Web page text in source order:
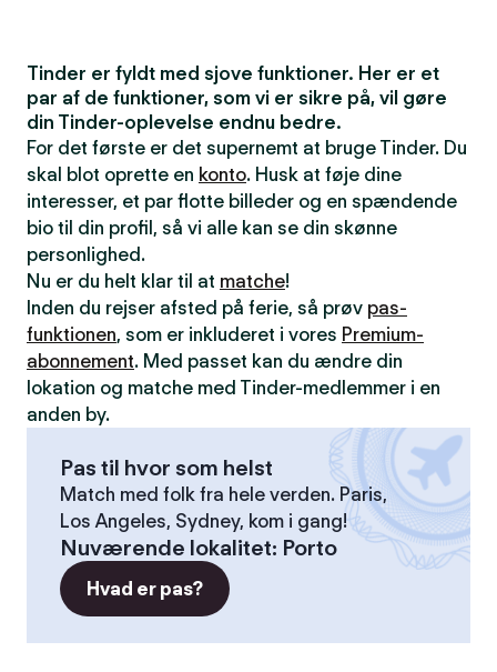
Tinder er fyldt med sjove funktioner. Her er et
par af de funktioner, som vi er sikre på, vil gøre
din Tinder-oplevelse endnu bedre.
For det første er det supernemt at bruge Tinder. Du
skal blot oprette en konto. Husk at føje dine
interesser, et par flotte billeder og en spændende
bio til din profil, så vi alle kan se din skønne
personlighed.
Nu er du helt klar til at matche!
Inden du rejser afsted på ferie, så prøv pas-
funktionen, som er inkluderet i vores Premium-
abonnement. Med passet kan du ændre din
lokation og matche med Tinder-medlemmer i en
anden by.
Pas til hvor som helst
Match med folk fra hele verden. Paris,
Los Angeles, Sydney, kom i gang!
Nuværende lokalitet: Porto
Hvad er pas?